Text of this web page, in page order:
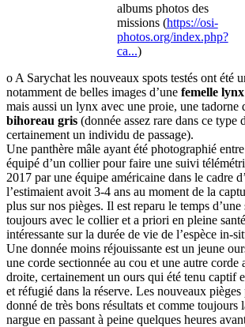
albums photos des
missions (https://osi-
photos.org/index.php?
ca...)
o A Sarychat les nouveaux spots testés ont été
notamment de belles images d’une femelle
mais aussi un lynx avec une proie, une tadorne
bihoreau gris (donnée assez rare dans ce type
certainement un individu de passage).
Une panthère mâle ayant été photographié
équipé d’un collier pour faire une suivi
2017 par une équipe américaine dans le cadre
l’estimaient avoit 3-4 ans au moment de la
plus sur nos pièges. Il est reparu le temps
toujours avec le collier et a priori en pleine
intéressante sur la durée de vie de l’espèce in-
Une donnée moins réjouissante est un jeune
une corde sectionnée au cou et une autre corde
droite, certainement un ours qui été tenu captif
et réfugié dans la réserve. Les nouveaux
donné de très bons résultats et comme toujours
nargue en passant à peine quelques heures